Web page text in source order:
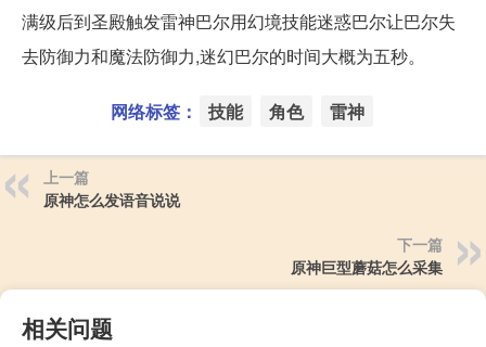
满级后到圣殿触发雷神巴尔用幻境技能迷惑巴尔让巴尔失
去防御力和魔法防御力,迷幻巴尔的时间大概为五秒。
网络标签： 技能 角色 雷神
上一篇
原神怎么发语音说说
下一篇
原神巨型蘑菇怎么采集
相关问题